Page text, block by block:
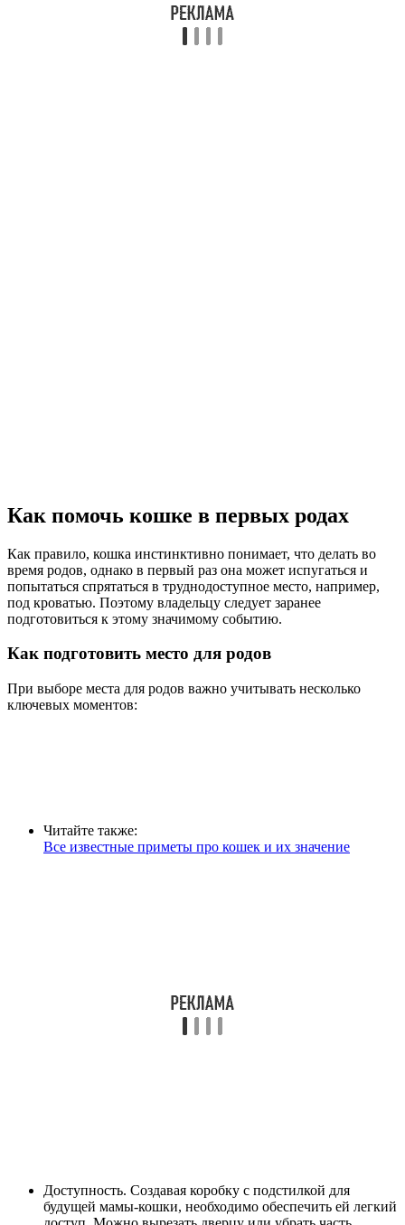
Как помочь кошке в первых родах
Как правило, кошка инстинктивно понимает, что делать во
время родов, однако в первый раз она может испугаться и
попытаться спрятаться в труднодоступное место, например,
под кроватью. Поэтому владельцу следует заранее
подготовиться к этому значимому событию.
Как подготовить место для родов
При выборе места для родов важно учитывать несколько
ключевых моментов:
Читайте также:
Все известные приметы про кошек и их значение
Доступность. Создавая коробку с подстилкой для
будущей мамы-кошки, необходимо обеспечить ей легкий